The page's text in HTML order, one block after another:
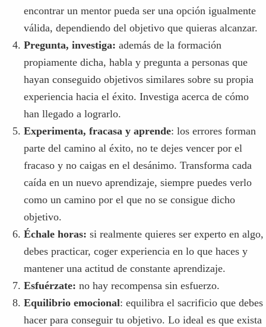
encontrar un mentor pueda ser una opción igualmente
válida, dependiendo del objetivo que quieras alcanzar.
Pregunta, investiga: además de la formación
propiamente dicha, habla y pregunta a personas que
hayan conseguido objetivos similares sobre su propia
experiencia hacia el éxito. Investiga acerca de cómo
han llegado a lograrlo.
Experimenta, fracasa y aprende: los errores forman
parte del camino al éxito, no te dejes vencer por el
fracaso y no caigas en el desánimo. Transforma cada
caída en un nuevo aprendizaje, siempre puedes verlo
como un camino por el que no se consigue dicho
objetivo.
Échale horas: si realmente quieres ser experto en algo,
debes practicar, coger experiencia en lo que haces y
mantener una actitud de constante aprendizaje.
Esfuérzate: no hay recompensa sin esfuerzo.
Equilibrio emocional: equilibra el sacrificio que debes
hacer para conseguir tu objetivo. Lo ideal es que exista